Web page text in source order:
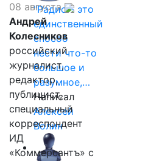
"Радио - это
единственный
способ
нести что-то
большое и
разумное,…
Написал
Алексей
Волин
08 августа
Андрей
Колесников
российский
журналист,
редактор,
публицист,
специальный
корреспондент
ИД
«Коммерсантъ» с